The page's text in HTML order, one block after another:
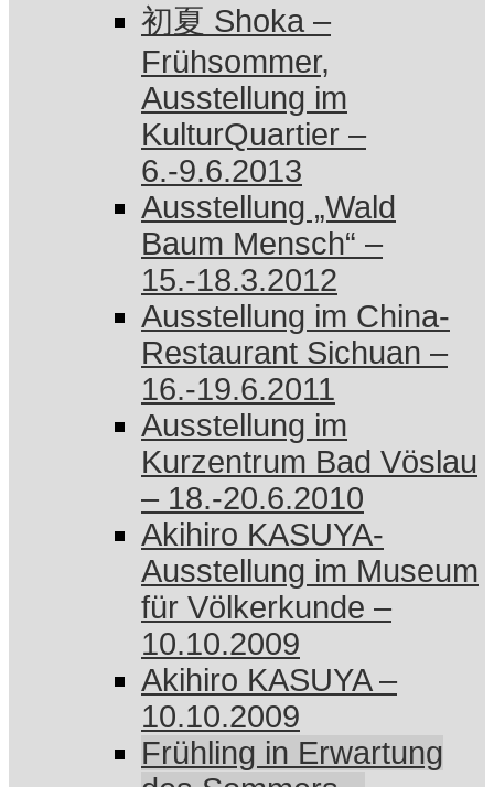
初夏 Shoka –
Frühsommer,
Ausstellung im
KulturQuartier –
6.-9.6.2013
Ausstellung „Wald
Baum Mensch“ –
15.-18.3.2012
Ausstellung im China-
Restaurant Sichuan –
16.-19.6.2011
Ausstellung im
Kurzentrum Bad Vöslau
– 18.-20.6.2010
Akihiro KASUYA-
Ausstellung im Museum
für Völkerkunde –
10.10.2009
Akihiro KASUYA –
10.10.2009
Frühling in Erwartung